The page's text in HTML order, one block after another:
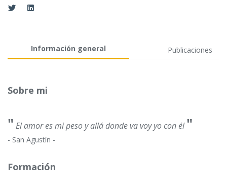
Información general Publicaciones
Sobre mi
" El amor es mi peso y allá donde va voy yo con él "
- San Agustín -
Formación